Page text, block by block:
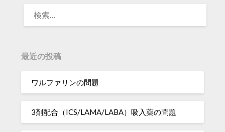
最近の投稿
ワルファリンの問題
3剤配合（ICS/LAMA/LABA）吸入薬の問題